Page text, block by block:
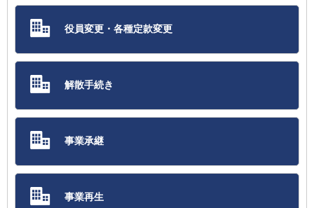
役員変更・各種定款変更
解散手続き
事業承継
事業再生